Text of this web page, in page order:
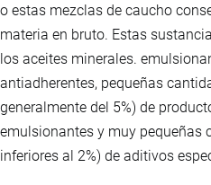
o estas mezclas de caucho
materia en bruto. Estas
los aceites minerales.
antiadherentes, pequeñas
generalmente del 5%) de
emulsionantes y muy pequeñas
inferiores al 2%) de aditivos